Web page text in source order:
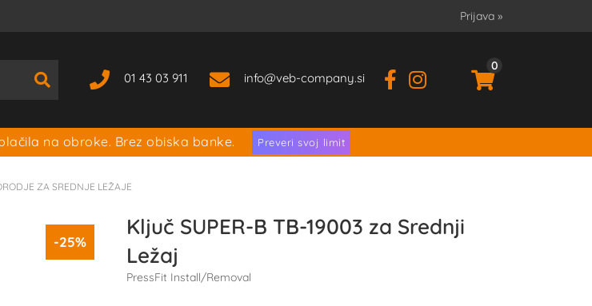
Prijava »
01 43 03 911 info veb-company.si
0
na obroke. Brez obiska banke. Preveri svoj limit
ZA SREDNJE LEŽAJE
Ključ SUPER-B TB-19003 za Srednji
Ležaj
PressFit Install/Removal
-25%